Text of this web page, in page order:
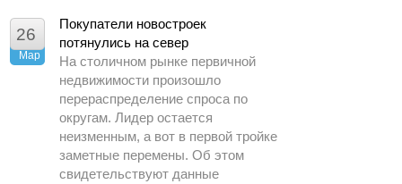
26
Мар
Покупатели новостроек
потянулись на север
На столичном рынке первичной
недвижимости произошло
перераспределение спроса по
округам. Лидер остается
неизменным, а вот в первой тройке
заметные перемены. Об этом
свидетельствуют данные